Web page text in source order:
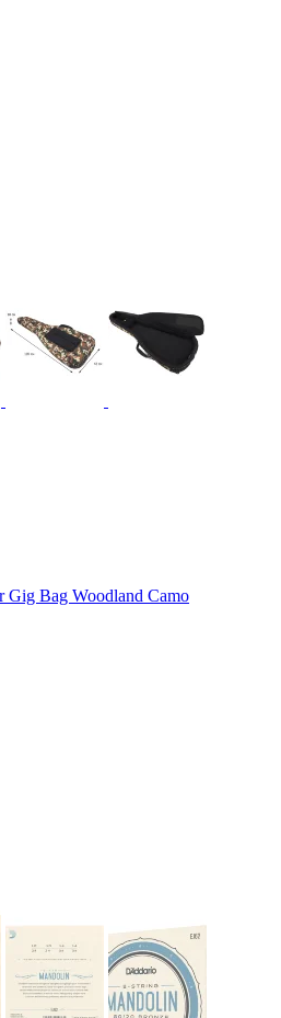
Gig Bag Woodland Camo